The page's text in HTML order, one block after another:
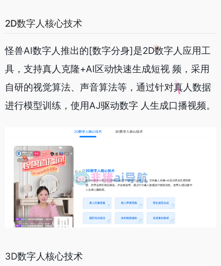
2D数字人核心技术
怪兽AI数字人推出的[数字分身]是2D数字人应用工
具，支持真人克隆+AI区动快速生成短视 频，采用
自研的视觉算法、声音算法等，通过针对真人数据
进行模型训练，使用AJ驱动数字 人生成口播视频。
3D数字人核心技术